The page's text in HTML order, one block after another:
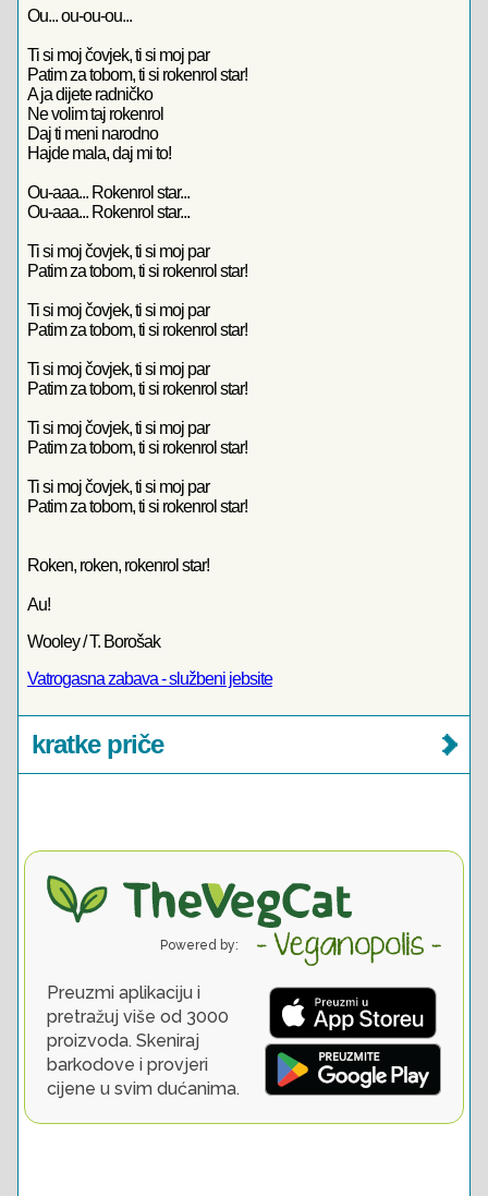
Ou... ou-ou-ou...
Ti si moj čovjek, ti si moj par
Patim za tobom, ti si rokenrol star!
A ja dijete radničko
Ne volim taj rokenrol
Daj ti meni narodno
Hajde mala, daj mi to!
Ou-aaa... Rokenrol star...
Ou-aaa... Rokenrol star...
Ti si moj čovjek, ti si moj par
Patim za tobom, ti si rokenrol star!
Ti si moj čovjek, ti si moj par
Patim za tobom, ti si rokenrol star!
Ti si moj čovjek, ti si moj par
Patim za tobom, ti si rokenrol star!
Ti si moj čovjek, ti si moj par
Patim za tobom, ti si rokenrol star!
Ti si moj čovjek, ti si moj par
Patim za tobom, ti si rokenrol star!
Roken, roken, rokenrol star!
Au!
Wooley / T. Borošak
Vatrogasna zabava - službeni jebsite
kratke priče